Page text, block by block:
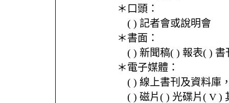
＊口頭：
( ) 記者會或說明會
＊書面：
( ) 新聞稿( ) 報表( ) 書
＊電子媒體：
( ) 線上書刊及資料庫
( ) 磁片( ) 光碟片( V )